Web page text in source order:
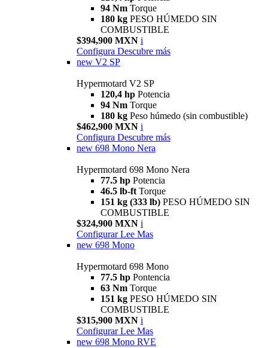
94 Nm Torque
180 kg PESO HÚMEDO SIN
COMBUSTIBLE
$394,900 MXN i
Configura Descubre más
new V2 SP
Hypermotard V2 SP
120,4 hp Potencia
94 Nm Torque
180 kg Peso húmedo (sin combustible)
$462,900 MXN i
Configura Descubre más
new 698 Mono Nera
Hypermotard 698 Mono Nera
77.5 hp Potencia
46.5 lb-ft Torque
151 kg (333 lb) PESO HÚMEDO SIN
COMBUSTIBLE
$324,900 MXN i
Configurar Lee Mas
new 698 Mono
Hypermotard 698 Mono
77.5 hp Pontencia
63 Nm Torque
151 kg PESO HÚMEDO SIN
COMBUSTIBLE
$315,900 MXN i
Configurar Lee Mas
new 698 Mono RVE